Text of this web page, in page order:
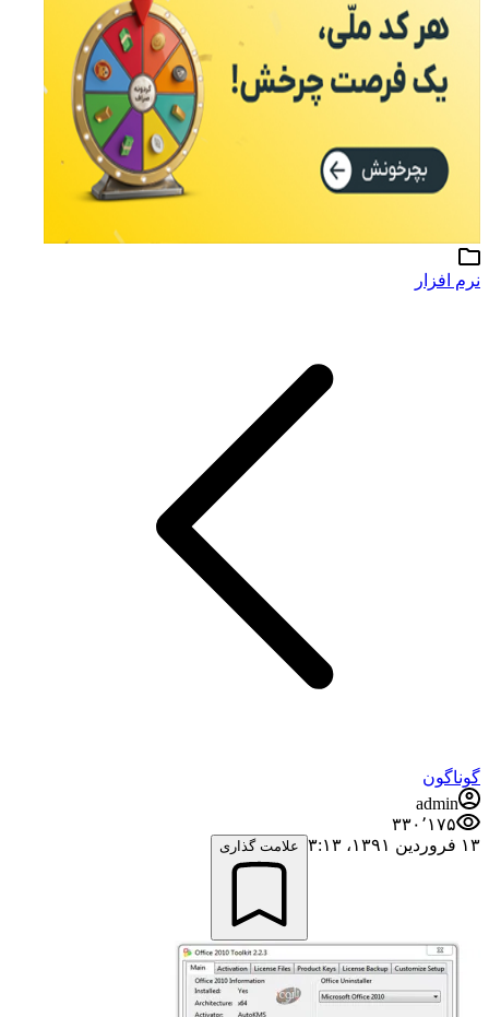
نرم افزار
گوناگون
admin
۳۳۰٬۱۷۵
۱۳ فروردین ۱۳۹۱،‏ ۳:۱۳
علامت گذاری